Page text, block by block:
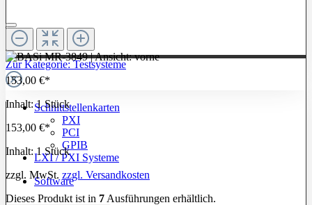
Zur Kategorie: Testsysteme
Schnittstellenkarten
PXI
PCI
GPIB
LXI / PXI Systeme
Software
153,00 €*
Inhalt:1 Stück
153,00 €*
Inhalt:1 Stück
zzgl. MwSt. zzgl. Versandkosten
Dieses Produkt ist in 7 Ausführungen erhältlich.